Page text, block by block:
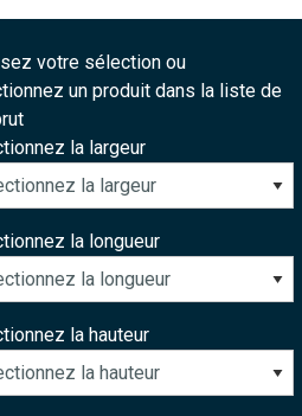
votre sélection ou
un produit dans la liste de
la largeur
la longueur
la hauteur